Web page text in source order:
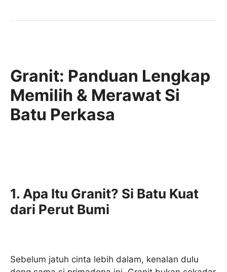
Granit: Panduan Lengkap
Memilih & Merawat Si
Batu Perkasa
1. Apa Itu Granit? Si Batu Kuat
dari Perut Bumi
Sebelum jatuh cinta lebih dalam, kenalan dulu